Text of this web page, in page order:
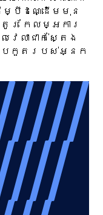
ើម្បីដណ្ដើមមុន
រ កែលម្អការ
លាជាក់ស្តែង
ប្រកួតរបស់អ្នក